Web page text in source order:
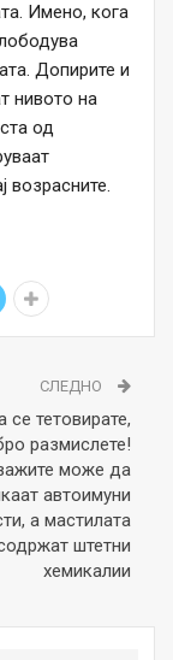
Имено, кога
Допирите и
нивото на
од
возрасните.
СЛЕДНО
се тетовирате,
размислете!
може да
автоимуни
а мастилата
штетни
хемикалии